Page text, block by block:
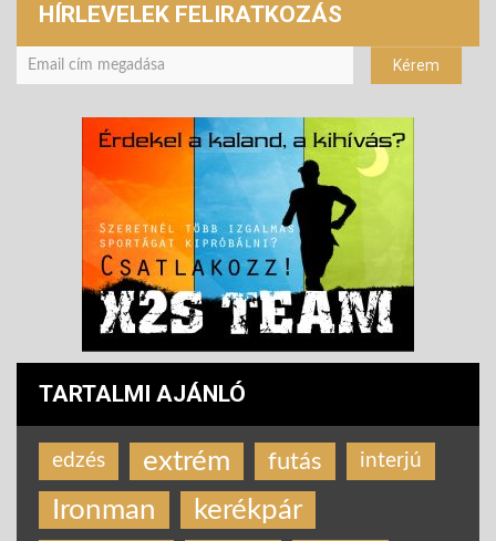
HÍRLEVELEK FELIRATKOZÁS
TARTALMI AJÁNLÓ
edzés extrém futás interjú
Ironman kerékpár